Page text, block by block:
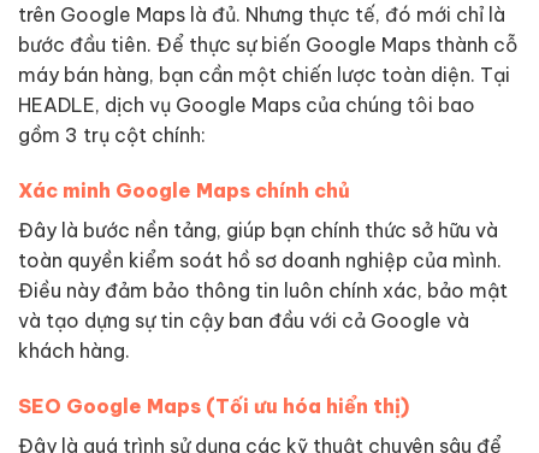
trên Google Maps là đủ. Nhưng thực tế, đó mới chỉ là
bước đầu tiên. Để thực sự biến Google Maps thành cỗ
máy bán hàng, bạn cần một chiến lược toàn diện. Tại
HEADLE, dịch vụ Google Maps của chúng tôi bao
gồm 3 trụ cột chính:
Xác minh Google Maps chính chủ
Đây là bước nền tảng, giúp bạn chính thức sở hữu và
toàn quyền kiểm soát hồ sơ doanh nghiệp của mình.
Điều này đảm bảo thông tin luôn chính xác, bảo mật
và tạo dựng sự tin cậy ban đầu với cả Google và
khách hàng.
SEO Google Maps (Tối ưu hóa hiển thị)
Đây là quá trình sử dụng các kỹ thuật chuyên sâu để